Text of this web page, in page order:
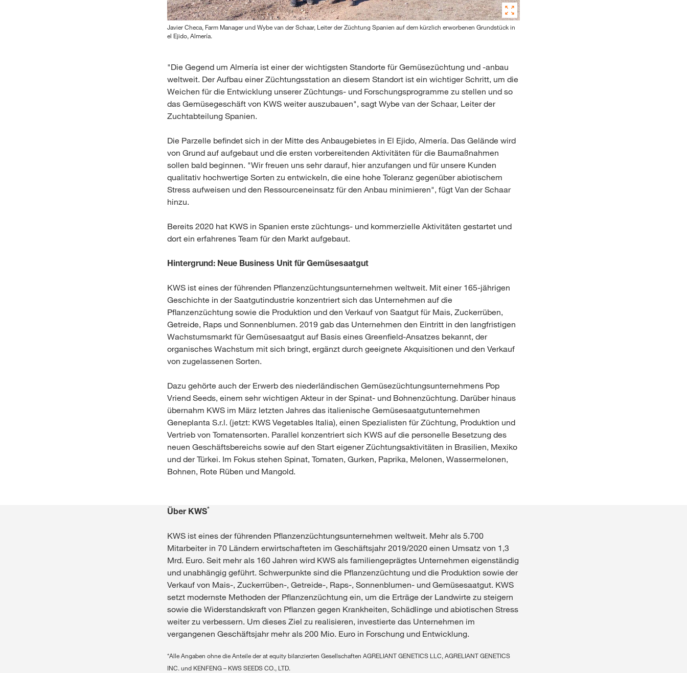
Javier Checa, Farm Manager und Wybe van der Schaar, Leiter der Züchtung Spanien auf dem kürzlich erworbenen Grundstück in
el Ejido, Almería.
"Die Gegend um Almería ist einer der wichtigsten Standorte für Gemüsezüchtung und -anbau
weltweit. Der Aufbau einer Züchtungsstation an diesem Standort ist ein wichtiger Schritt, um die
Weichen für die Entwicklung unserer Züchtungs- und Forschungsprogramme zu stellen und so
das Gemüsegeschäft von KWS weiter auszubauen", sagt Wybe van der Schaar, Leiter der
Zuchtabteilung Spanien.
Die Parzelle befindet sich in der Mitte des Anbaugebietes in El Ejido, Almería. Das Gelände wird
von Grund auf aufgebaut und die ersten vorbereitenden Aktivitäten für die Baumaßnahmen
sollen bald beginnen. "Wir freuen uns sehr darauf, hier anzufangen und für unsere Kunden
qualitativ hochwertige Sorten zu entwickeln, die eine hohe Toleranz gegenüber abiotischem
Stress aufweisen und den Ressourceneinsatz für den Anbau minimieren", fügt Van der Schaar
hinzu.
Bereits 2020 hat KWS in Spanien erste züchtungs- und kommerzielle Aktivitäten gestartet und
dort ein erfahrenes Team für den Markt aufgebaut.
Hintergrund: Neue Business Unit für Gemüsesaatgut
KWS ist eines der führenden Pflanzenzüchtungsunternehmen weltweit. Mit einer 165-jährigen
Geschichte in der Saatgutindustrie konzentriert sich das Unternehmen auf die
Pflanzenzüchtung sowie die Produktion und den Verkauf von Saatgut für Mais, Zuckerrüben,
Getreide, Raps und Sonnenblumen. 2019 gab das Unternehmen den Eintritt in den langfristigen
Wachstumsmarkt für Gemüsesaatgut auf Basis eines Greenfield-Ansatzes bekannt, der
organisches Wachstum mit sich bringt, ergänzt durch geeignete Akquisitionen und den Verkauf
von zugelassenen Sorten.
Dazu gehörte auch der Erwerb des niederländischen Gemüsezüchtungsunternehmens Pop
Vriend Seeds, einem sehr wichtigen Akteur in der Spinat- und Bohnenzüchtung. Darüber hinaus
übernahm KWS im März letzten Jahres das italienische Gemüsesaatgutunternehmen
Geneplanta S.r.l. (jetzt: KWS Vegetables Italia), einen Spezialisten für Züchtung, Produktion und
Vertrieb von Tomatensorten. Parallel konzentriert sich KWS auf die personelle Besetzung des
neuen Geschäftsbereichs sowie auf den Start eigener Züchtungsaktivitäten in Brasilien, Mexiko
und der Türkei. Im Fokus stehen Spinat, Tomaten, Gurken, Paprika, Melonen, Wassermelonen,
Bohnen, Rote Rüben und Mangold.
Über KWS*
KWS ist eines der führenden Pflanzenzüchtungsunternehmen weltweit. Mehr als 5.700
Mitarbeiter in 70 Ländern erwirtschafteten im Geschäftsjahr 2019/2020 einen Umsatz von 1,3
Mrd. Euro. Seit mehr als 160 Jahren wird KWS als familiengeprägtes Unternehmen eigenständig
und unabhängig geführt. Schwerpunkte sind die Pflanzenzüchtung und die Produktion sowie der
Verkauf von Mais-, Zuckerrüben-, Getreide-, Raps-, Sonnenblumen- und Gemüsesaatgut. KWS
setzt modernste Methoden der Pflanzenzüchtung ein, um die Erträge der Landwirte zu steigern
sowie die Widerstandskraft von Pflanzen gegen Krankheiten, Schädlinge und abiotischen Stress
weiter zu verbessern. Um dieses Ziel zu realisieren, investierte das Unternehmen im
vergangenen Geschäftsjahr mehr als 200 Mio. Euro in Forschung und Entwicklung.
*Alle Angaben ohne die Anteile der at equity bilanzierten Gesellschaften AGRELIANT GENETICS LLC, AGRELIANT GENETICS
INC. und KENFENG – KWS SEEDS CO., LTD.